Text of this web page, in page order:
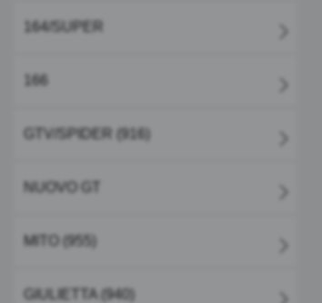
164/SUPER
166
GTV/SPIDER (916)
NUOVO GT
MITO (955)
GIULIETTA (940)